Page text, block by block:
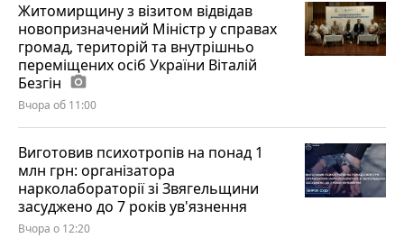
Житомирщину з візитом відвідав
новопризначений Міністр у справах
громад, територій та внутрішньо
переміщених осіб України Віталій
Безгін photo_camera
Вчора об 11:00
Виготовив психотропів на понад 1
млн грн: організатора
нарколабораторії зі Звягельщини
засуджено до 7 років ув'язнення
Вчора о 12:20